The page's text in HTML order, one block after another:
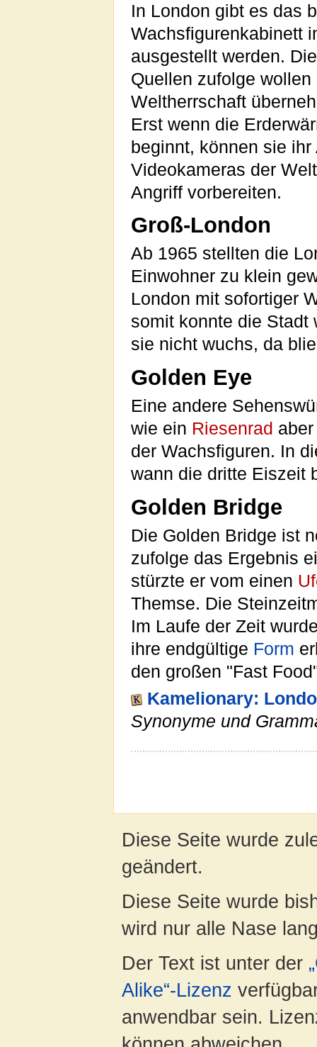
In London gibt es das
Wachsfigurenkabinett
ausgestellt werden.
Quellen zufolge
Weltherrschaft
Erst wenn die
beginnt, können sie
Videokameras der
Angriff vorbereiten.
Groß-London
Ab 1965 stellten die
Einwohner zu klein
London mit sofortiger
somit konnte die Stadt
sie nicht wuchs, da
Golden Eye
Eine andere
wie ein Riesenrad
der Wachsfiguren. In
wann die dritte Eiszeit
Golden Bridge
Die Golden Bridge ist
zufolge das Ergebnis
stürzte er vom einen
Themse. Die
Im Laufe der Zeit
ihre endgültige Form
den großen "Fast
Kamelionary:
Synonyme und
Diese Seite wurde
geändert.
Diese Seite wurde
wird nur alle Nase
Der Text ist unter der
Alike“-Lizenz
anwendbar sein.